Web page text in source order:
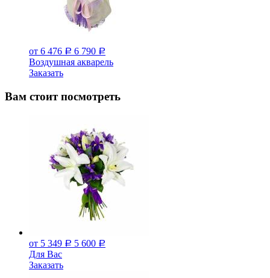
от 6 476 Р 6 790 Р
Воздушная акварель
Заказать
Вам стоит посмотреть
от 5 349 Р 5 600 Р
Для Вас
Заказать